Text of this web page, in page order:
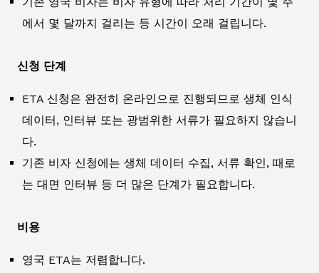
에서 몇 달까지 걸리는 등 시간이 오래 걸립니다.
신청 단계
ETA 신청은 완전히 온라인으로 진행되므로 생체 인식
데이터, 인터뷰 또는 광범위한 서류가 필요하지 않습니
다.
기존 비자 신청에는 생체 데이터 수집, 서류 확인, 때로
는 대면 인터뷰 등 더 많은 단계가 필요합니다.
비용
영국 ETA는 저렴합니다.